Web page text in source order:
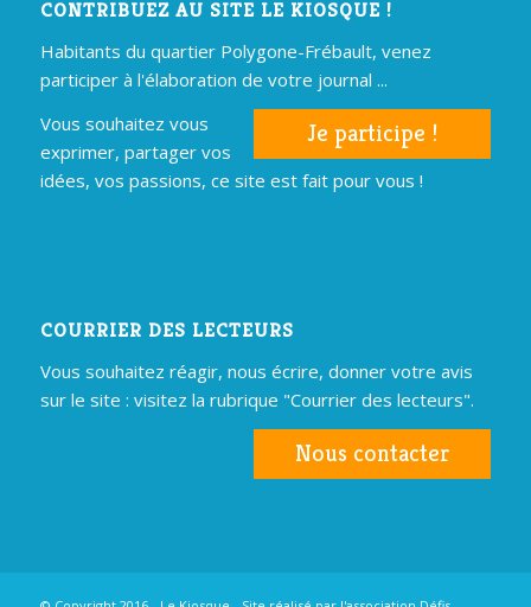
CONTRIBUEZ AU SITE LE KIOSQUE !
Habitants du quartier Polygone-Frébault, venez
participer à l'élaboration de votre journal ...
Je participe !
Vous souhaitez vous
exprimer, partager vos
idées, vos passions, ce site est fait pour vous !
COURRIER DES LECTEURS
Vous souhaitez réagir, nous écrire, donner votre avis
sur le site : visitez la rubrique "Courrier des lecteurs".
Nous contacter